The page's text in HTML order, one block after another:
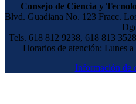
Consejo de Cíencia y
Blvd. Guadiana No. 123 Fracc.
Tels. 618 812 9238, 618 813
Horarios de atención: Lunes
Información de